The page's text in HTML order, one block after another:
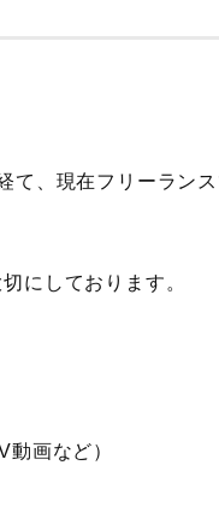
て、現在フリーラン
にしております。
画など）